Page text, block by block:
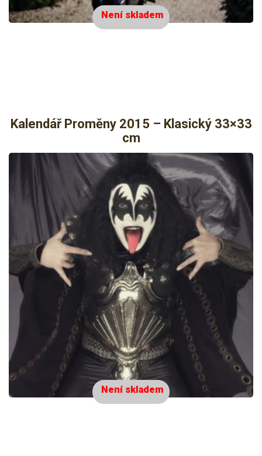
Není skladem
Kalendář Proměny 2015 – Klasický 33×33
cm
Není skladem